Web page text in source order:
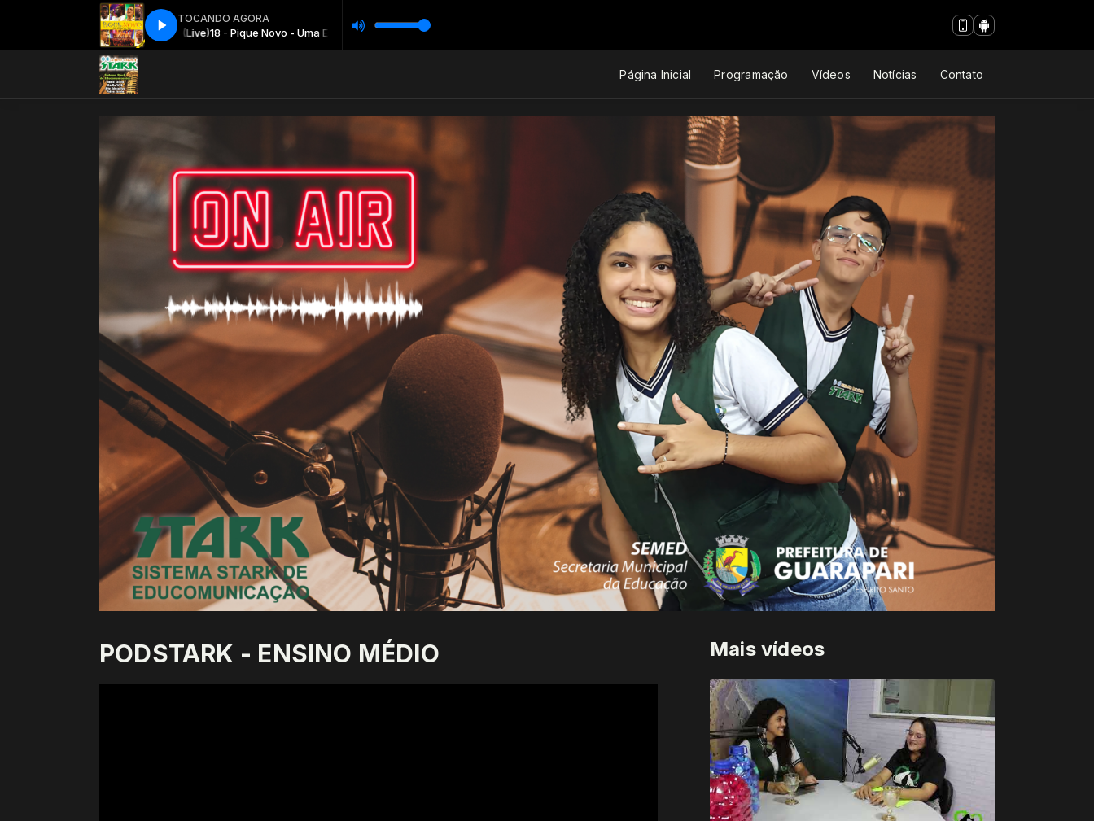
TOCANDO AGORA
18 - Pique Novo - Uma Estrela (Live) 18 - Pique Novo - Uma Estrela (Live)
Página Inicial Programação Vídeos Notícias Contato
PODSTARK - ENSINO MÉDIO Mais vídeos